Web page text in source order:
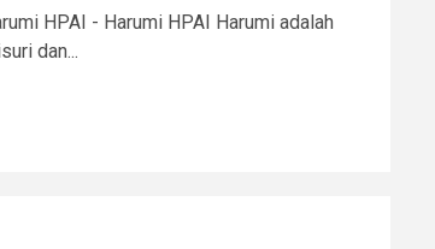
HPAI - Harumi HPAI Harumi adalah
dan...